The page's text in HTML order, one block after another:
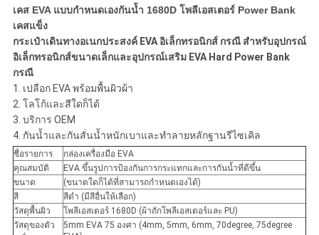
เคส EVA แบบกำหนดเองกันน้ำ 1680D โพลีเอสเตอร์ Power Bank
เคสแข็ง
กระเป๋าเดินทางอเนกประสงค์ EVA อิเล็กทรอนิกส์ กรณี สำหรับอุปกรณ์
อิเล็กทรอนิกส์ขนาดเล็กและอุปกรณ์เสริม EVA Hard Power Bank
กรณี
1. เปลือก EVA พร้อมพื้นผิวผ้า
2. โลโก้และสีใดก็ได้
3. บริการ OEM
4. กันน้ำและกันสั่นน้ำหนักเบาและทำลายหลักฐานรีไซเคิล
ชื่อรายการ
กล่องเครื่องมือ EVA
คุณสมบัติ
EVA ขึ้นรูปการป้องกันการกระแทกและการกันน้ำที่ดีขึ้น
ขนาด
(ขนาดใดก็ได้ที่สามารถกำหนดเองได้)
สี
สีดำ (มีสีอื่นให้เลือก)
วัสดุพื้นผิว
โพลีเอสเตอร์ 1680D (ผ้าถักโพลีเอสเตอร์และ PU)
วัสดุของตัว
5mm EVA 75 องศา (4mm, 5mm, 6mm, 70degree, 75degree